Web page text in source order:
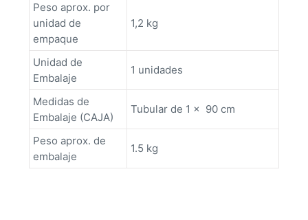
Peso aprox. por
unidad de
empaque
1,2 kg
Unidad de
Embalaje
1 unidades
Medidas de
Embalaje (CAJA)
Tubular de 1 x 90 cm
Peso aprox. de
embalaje
1.5 kg